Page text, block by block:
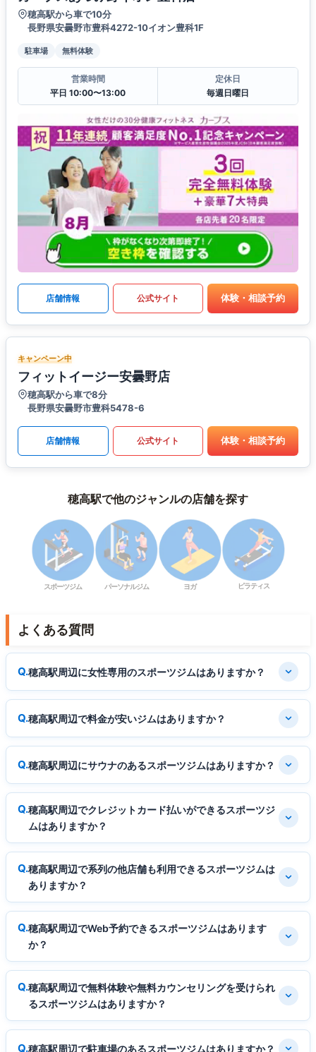
穂高駅から車で10分
長野県安曇野市豊科4272-10イオン豊科1F
駐車場 無料体験
営業時間
平日 10:00〜13:00
定休日
毎週日曜日
店舗情報 公式サイト 体験・相談予約
キャンペーン中
フィットイージー安曇野店
穂高駅から車で8分
長野県安曇野市豊科5478-6
店舗情報 公式サイト 体験・相談予約
穂高駅で他のジャンルの店舗を探す
スポーツジム パーソナルジム ヨガ ピラティス
よくある質問
穂高駅周辺に女性専用のスポーツジムはありますか？
穂高駅周辺で料金が安いジムはありますか？
穂高駅周辺にサウナのあるスポーツジムはありますか？
穂高駅周辺でクレジットカード払いができるスポーツジ
ムはありますか？
穂高駅周辺で系列の他店舗も利用できるスポーツジムは
ありますか？
穂高駅周辺でWeb予約できるスポーツジムはあります
か？
穂高駅周辺で無料体験や無料カウンセリングを受けられ
るスポーツジムはありますか？
穂高駅周辺で駐車場のあるスポーツジムはありますか？